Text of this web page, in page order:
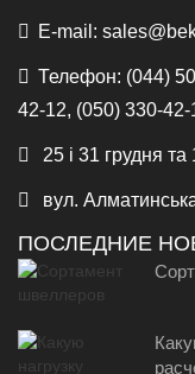
E-mail:
Телефон: (044)
42-12, (050) 330-42-
25 і 31 грудня
вул.
ПОСЛЕДНИЕ